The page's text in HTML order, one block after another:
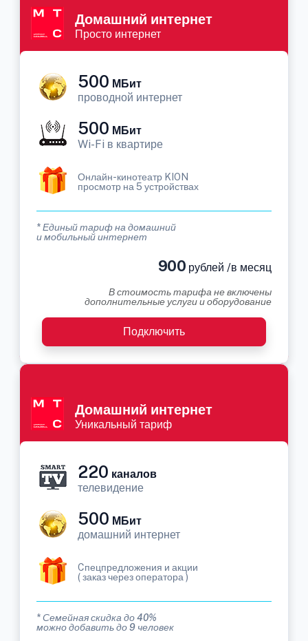
Домашний интернет
Просто интернет
500 МБит
проводной интернет
500 МБит
Wi-Fi в квартире
Онлайн-кинотеатр KION
просмотр на 5 устройствах
* Единый тариф на домашний
и мобильный интернет
900 рублей /в месяц
В стоимость тарифа не включены
дополнительные услуги и оборудование
Подключить
Домашний интернет
Уникальный тариф
220 каналов
телевидение
500 МБит
домашний интернет
Cпецпредложения и акции
( заказ через оператора )
* Семейная скидка до 40%
можно добавить до 9 человек